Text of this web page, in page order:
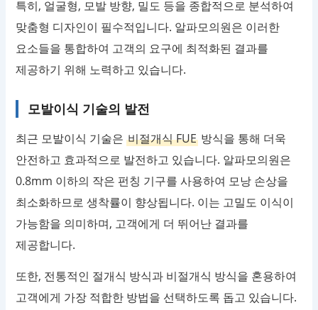
특히, 얼굴형, 모발 방향, 밀도 등을 종합적으로 분석하여
맞춤형 디자인이 필수적입니다. 알파모의원은 이러한
요소들을 통합하여 고객의 요구에 최적화된 결과를
제공하기 위해 노력하고 있습니다.
모발이식 기술의 발전
최근 모발이식 기술은비절개식 FUE 방식을 통해 더욱
안전하고 효과적으로 발전하고 있습니다. 알파모의원은
0.8mm 이하의 작은 펀칭 기구를 사용하여 모낭 손상을
최소화하므로 생착률이 향상됩니다. 이는 고밀도 이식이
가능함을 의미하며, 고객에게 더 뛰어난 결과를
제공합니다.
또한, 전통적인 절개식 방식과 비절개식 방식을 혼용하여
고객에게 가장 적합한 방법을 선택하도록 돕고 있습니다.